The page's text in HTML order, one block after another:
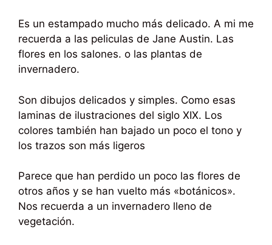
Es un estampado mucho más delicado. A mi me
recuerda a las peliculas de Jane Austin. Las
flores en los salones. o las plantas de
invernadero.
Son dibujos delicados y simples. Como esas
laminas de ilustraciones del siglo XIX. Los
colores también han bajado un poco el tono y
los trazos son más ligeros
Parece que han perdido un poco las flores de
otros años y se han vuelto más «botánicos».
Nos recuerda a un invernadero lleno de
vegetación.